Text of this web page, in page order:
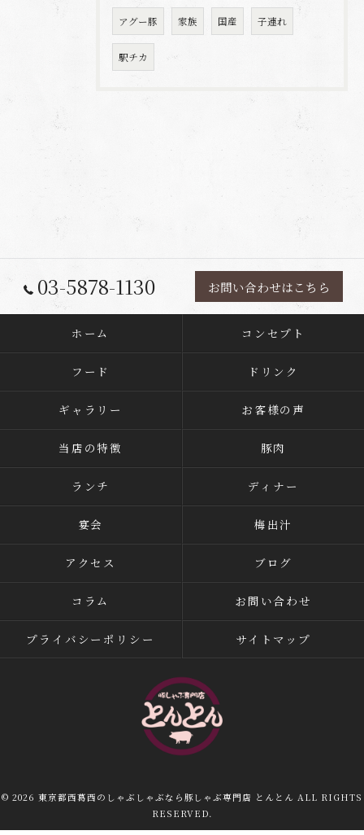
アグー豚 家族 国産 子連れ
駅チカ
03-5878-1130 お問い合わせはこちら
ホーム コンセプト
フード ドリンク
ギャラリー お客様の声
当店の特徴 豚肉
ランチ ディナー
宴会 梅出汁
アクセス ブログ
コラム お問い合わせ
プライバシーポリシー サイトマップ
© 2026 東京都西葛西のしゃぶしゃぶなら豚しゃぶ専門店 とんとん ALL RIGHTS
RESERVED.